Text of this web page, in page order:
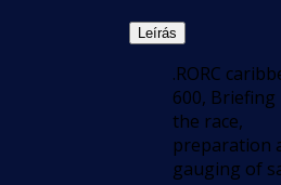
Leírás
.RORC
600,
the race,
preparation
gauging of